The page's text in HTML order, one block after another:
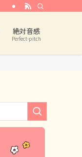
絶対音感
Perfect-pitch